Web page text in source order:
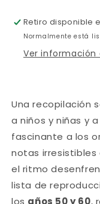
Faba
Retiro disponible
Normalmente está
Ver información
Una recopilación
a niños y niñas y
fascinante a los
notas irresistibles
el ritmo
lista de
los años 50 y 60,